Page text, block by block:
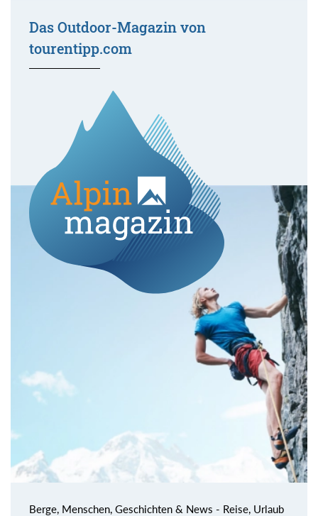
Das Outdoor-Magazin von
tourentipp.com
Berge, Menschen, Geschichten & News - Reise, Urlaub